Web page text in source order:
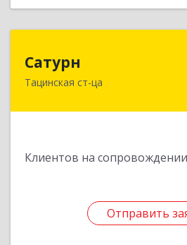
Сатурн
Тацинская ст-ца
Клиентов на сопровождении
Отправить
347060, Ростовская
Отправить